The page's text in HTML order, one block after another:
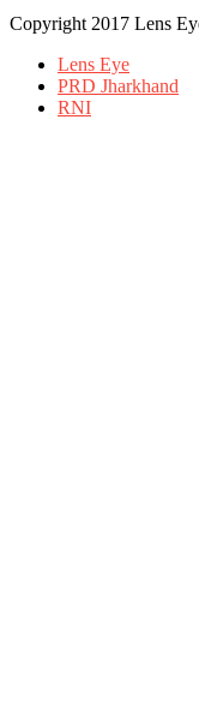
Copyright 2017 Lens
Lens Eye
PRD Jharkhand
RNI